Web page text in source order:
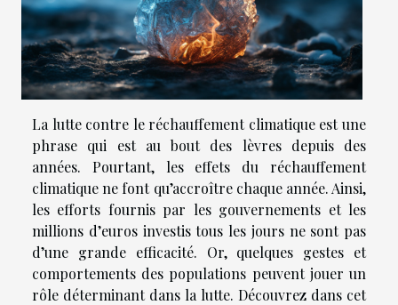
La lutte contre le réchauffement climatique est une
phrase qui est au bout des lèvres depuis des
années. Pourtant, les effets du réchauffement
climatique ne font qu’accroître chaque année. Ainsi,
les efforts fournis par les gouvernements et les
millions d’euros investis tous les jours ne sont pas
d’une grande efficacité. Or, quelques gestes et
comportements des populations peuvent jouer un
rôle déterminant dans la lutte. Découvrez dans cet